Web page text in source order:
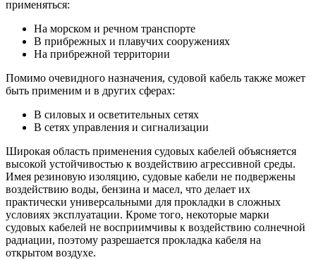
применяться:
На морском и речном транспорте
В прибрежных и плавучих сооружениях
На прибрежной территории
Помимо очевидного назначения, судовой кабель также может
быть применим и в других сферах:
В силовых и осветительных сетях
В сетях управления и сигнализации
Широкая область применения судовых кабелей объясняется
высокой устойчивостью к воздействию агрессивной среды.
Имея резиновую изоляцию, судовые кабели не подвержены
воздействию воды, бензина и масел, что делает их
практически универсальными для прокладки в сложных
условиях эксплуатации. Кроме того, некоторые марки
судовых кабелей не восприимчивы к воздействию солнечной
радиации, поэтому разрешается прокладка кабеля на
открытом воздухе.